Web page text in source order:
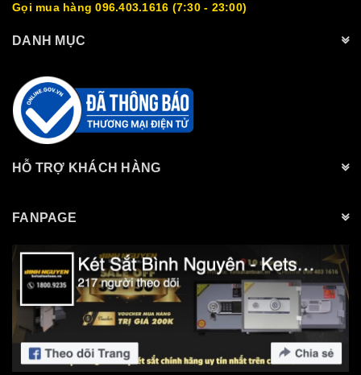
Gọi mua hàng 096.403.1616 (7:30 - 23:00)
DANH MỤC
HỖ TRỢ KHÁCH HÀNG
FANPAGE